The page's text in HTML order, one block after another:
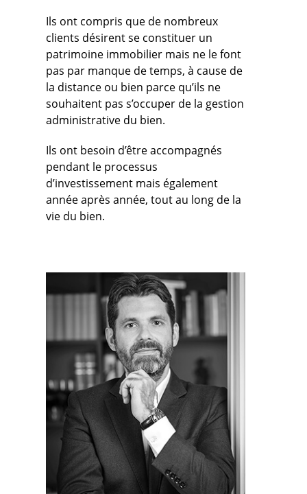
Ils ont compris que de nombreux
clients désirent se constituer un
patrimoine immobilier mais ne le font
pas par manque de temps, à cause de
la distance ou bien parce qu’ils ne
souhaitent pas s’occuper de la gestion
administrative du bien.
Ils ont besoin d’être accompagnés
pendant le processus
d’investissement mais également
année après année, tout au long de la
vie du bien.